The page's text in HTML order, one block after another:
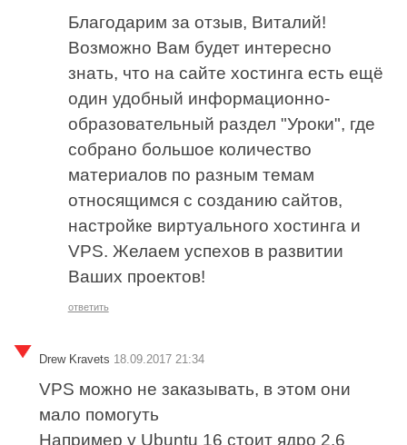
Благодарим за отзыв, Виталий!
Возможно Вам будет интересно
знать, что на сайте хостинга есть ещё
один удобный информационно-
образовательный раздел "Уроки", где
собрано большое количество
материалов по разным темам
относящимся с созданию сайтов,
настройке виртуального хостинга и
VPS. Желаем успехов в развитии
Ваших проектов!
ответить
Drew Kravets 18.09.2017 21:34
VPS можно не заказывать, в этом они
мало помогуть
Например у Ubuntu 16 стоит ядро 2.6